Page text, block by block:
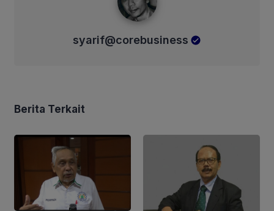
syarif@corebusiness
Berita Terkait